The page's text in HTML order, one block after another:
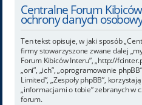
Centralne Forum
ochrony danych
Ten tekst opisuje, w jaki sposób
firmy stowarzyszone zwane dalej
Forum Kibiców Interu”, „http://
„oni”, „ich”, „oprogramowanie
Limited”, „Zespoły phpBB”,
„informacjami o tobie” zebranych w
forum.